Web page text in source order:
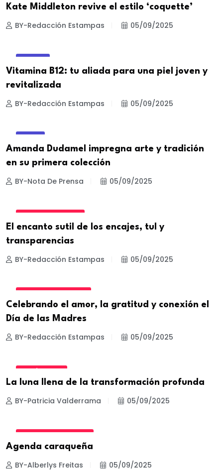
Kate Middleton revive el estilo ‘coquette’
BY-Redacción Estampas 05/09/2025
Vitamina B12: tu aliada para una piel joven y
revitalizada
BY-Redacción Estampas 05/09/2025
Amanda Dudamel impregna arte y tradición
en su primera colección
BY-Nota De Prensa 05/09/2025
El encanto sutil de los encajes, tul y
transparencias
BY-Redacción Estampas 05/09/2025
Celebrando el amor, la gratitud y conexión el
Día de las Madres
BY-Redacción Estampas 05/09/2025
La luna llena de la transformación profunda
BY-Patricia Valderrama 05/09/2025
Agenda caraqueña
BY-Alberlys Freitas 05/09/2025